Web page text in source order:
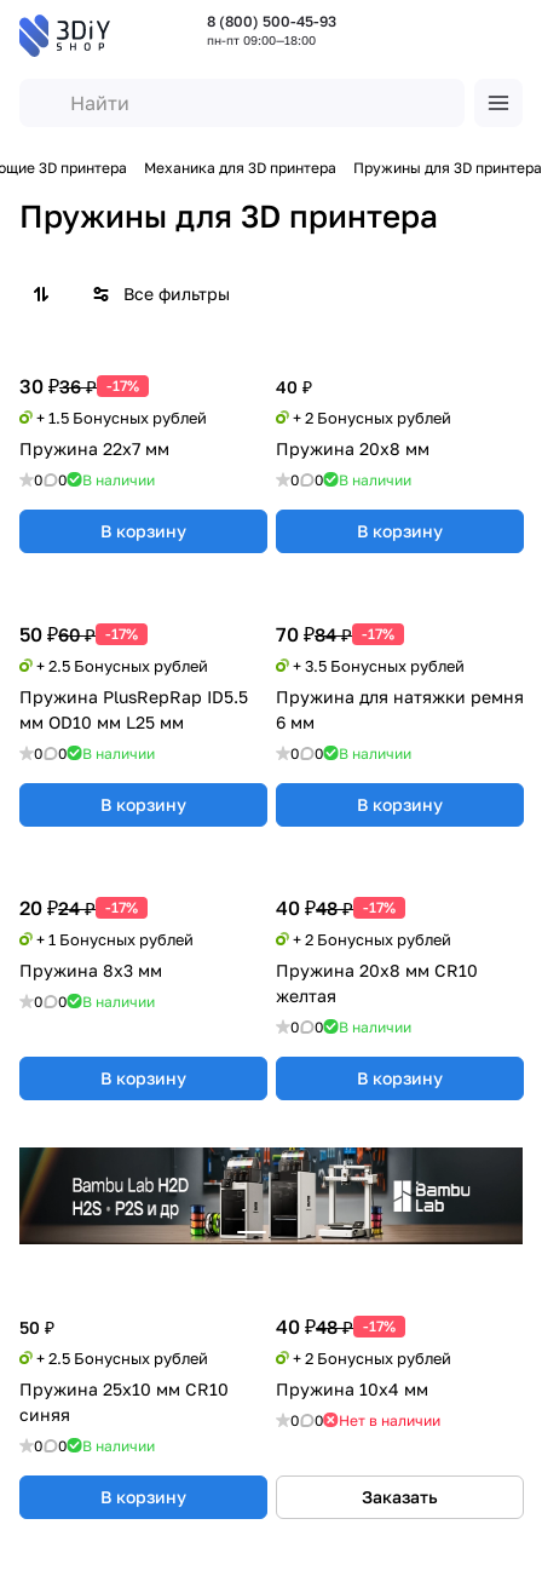
8 (800) 500-45-93
пн-пт 09:00—18:00
3D принтера Механика для 3D принтера Пружины для 3D принтера
Пружины для 3D принтера
Все фильтры
30 ₽36 ₽ -17%
+ 1.5 Бонусных рублей
Пружина 22x7 мм
0 0 В наличии
В корзину
40 ₽
+ 2 Бонусных рублей
Пружина 20х8 мм
0 0 В наличии
В корзину
50 ₽60 ₽ -17%
+ 2.5 Бонусных рублей
Пружина PlusRepRap ID5.5
мм OD10 мм L25 мм
0 0 В наличии
В корзину
70 ₽84 ₽ -17%
+ 3.5 Бонусных рублей
Пружина для натяжки ремня
6 мм
0 0 В наличии
В корзину
20 ₽24 ₽ -17%
+ 1 Бонусных рублей
Пружина 8х3 мм
0 0 В наличии
В корзину
40 ₽48 ₽ -17%
+ 2 Бонусных рублей
Пружина 20х8 мм CR10
желтая
0 0 В наличии
В корзину
50 ₽
+ 2.5 Бонусных рублей
Пружина 25х10 мм CR10
синяя
0 0 В наличии
В корзину
40 ₽48 ₽ -17%
+ 2 Бонусных рублей
Пружина 10х4 мм
0 0 Нет в наличии
Заказать